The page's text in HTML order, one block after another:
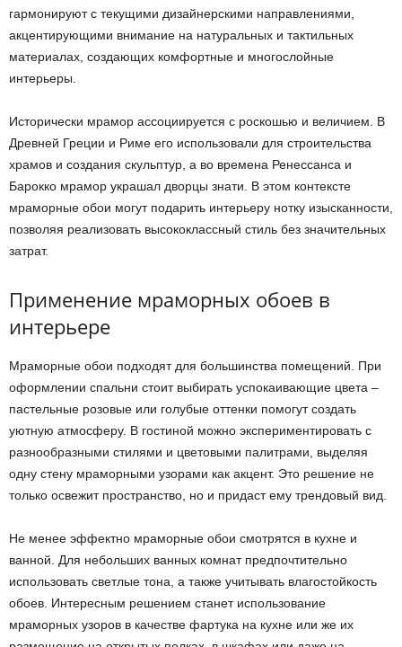
гармонируют с текущими дизайнерскими направлениями,
акцентирующими внимание на натуральных и тактильных
материалах, создающих комфортные и многослойные
интерьеры.
Исторически мрамор ассоциируется с роскошью и величием. В
Древней Греции и Риме его использовали для строительства
храмов и создания скульптур, а во времена Ренессанса и
Барокко мрамор украшал дворцы знати. В этом контексте
мраморные обои могут подарить интерьеру нотку изысканности,
позволяя реализовать высококлассный стиль без значительных
затрат.
Применение мраморных обоев в
интерьере
Мраморные обои подходят для большинства помещений. При
оформлении спальни стоит выбирать успокаивающие цвета –
пастельные розовые или голубые оттенки помогут создать
уютную атмосферу. В гостиной можно экспериментировать с
разнообразными стилями и цветовыми палитрами, выделяя
одну стену мраморными узорами как акцент. Это решение не
только освежит пространство, но и придаст ему трендовый вид.
Не менее эффектно мраморные обои смотрятся в кухне и
ванной. Для небольших ванных комнат предпочтительно
использовать светлые тона, а также учитывать влагостойкость
обоев. Интересным решением станет использование
мраморных узоров в качестве фартука на кухне или же их